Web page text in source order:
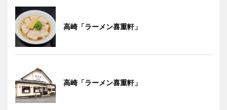
高崎「ラーメン喜重軒」
高崎「ラーメン喜重軒」